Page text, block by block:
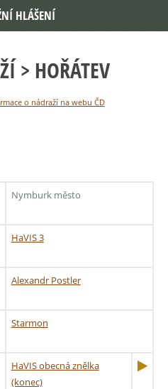
> HOŘÁTEV
o nádraží na webu ČD
Nymburk město
HaVIS 3
Alexandr Postler
Starmon
HaVIS obecná znělka
(konec)
HLÁŠENÍ